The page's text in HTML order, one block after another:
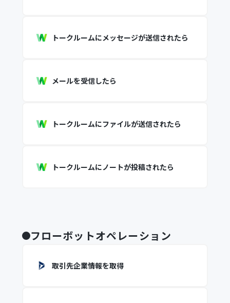
トークルームにメッセージが送信されたら
メールを受信したら
トークルームにファイルが送信されたら
トークルームにノートが投稿されたら
フローボットオペレーション
取引先企業情報を取得